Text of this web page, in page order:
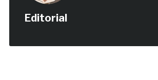
Editorial